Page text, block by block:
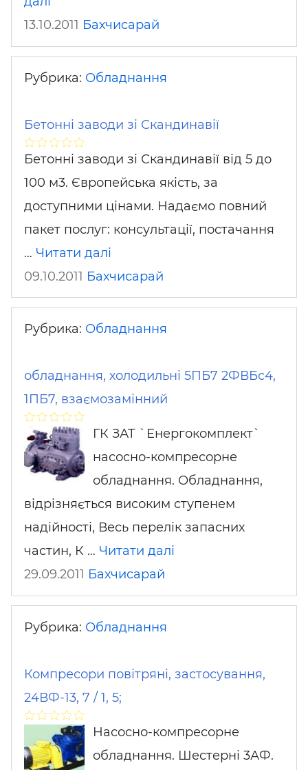
13.10.2011 Бахчисарай
Рубрика: Обладнання
Бетонні заводи зі Скандинавії
Бетонні заводи зі Скандинавії від 5 до
100 м3. Європейська якість, за
доступними цінами. Надаємо повний
пакет послуг: консультації, постачання
… Читати далі
09.10.2011 Бахчисарай
Рубрика: Обладнання
обладнання, холодильні 5ПБ7 2ФВБс4,
1ПБ7, взаємозамінний
ГК ЗАТ `Енергокомплект`
насосно-компресорне
обладнання. Обладнання,
відрізняється високим ступенем
надійності, Весь перелік запасних
частин, К … Читати далі
29.09.2011 Бахчисарай
Рубрика: Обладнання
Компресори повітряні, застосування,
24ВФ-13, 7 / 1, 5;
Насосно-компресорне
обладнання. Шестерні 3АФ.